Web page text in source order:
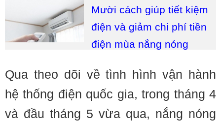
Mười cách giúp tiết kiệm
điện và giảm chi phí tiền
điện mùa nắng nóng
Qua theo dõi về tình hình vận hành
hệ thống điện quốc gia, trong tháng 4
và đầu tháng 5 vừa qua, nắng nóng